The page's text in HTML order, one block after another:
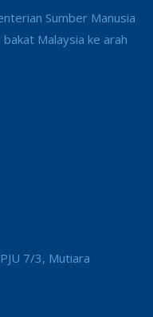
Sumber Manusia
Malaysia ke arah
7/3, Mutiara